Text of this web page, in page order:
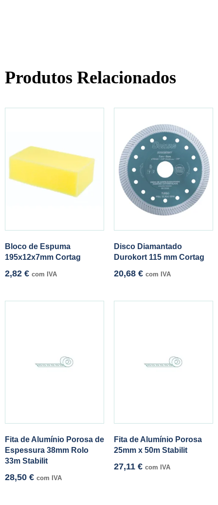
Produtos Relacionados
Bloco de Espuma
195x12x7mm Cortag
2,82 € com IVA
Disco Diamantado
Durokort 115 mm Cortag
20,68 € com IVA
Fita de Alumínio Porosa de
Espessura 38mm Rolo
33m Stabilit
28,50 € com IVA
Fita de Alumínio Porosa
25mm x 50m Stabilit
27,11 € com IVA